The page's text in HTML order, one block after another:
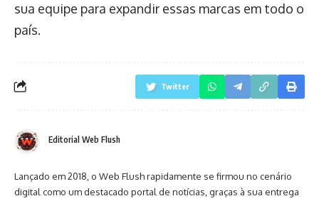
sua equipe para expandir essas marcas em todo o
país.
Twitter
Editorial Web Flush
Lançado em 2018, o Web Flush rapidamente se firmou no cenário
digital como um destacado portal de notícias, graças à sua entrega